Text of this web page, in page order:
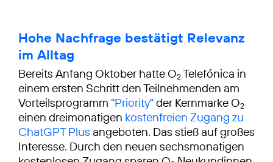
Hohe Nachfrage bestätigt Relevanz
im Alltag
Bereits Anfang Oktober hatte O2Telefónica in
einem ersten Schritt den Teilnehmenden am
Vorteilsprogramm "Priority"der Kernmarke O2
einen dreimonatigen kostenfreien Zugang zu
ChatGPT Plus angeboten. Das stieß auf großes
Interesse. Durch den neuen sechsmonatigen